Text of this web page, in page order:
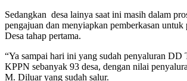
Sedangkan desa lainya saat ini masih dalam
pengajuan dan menyiapkan pemberkasan untuk
Desa tahap pertama.
“Ya sampai hari ini yang sudah penyaluran DD
KPPN sebanyak 93 desa, dengan nilai
M. Diluar yang sudah salur.